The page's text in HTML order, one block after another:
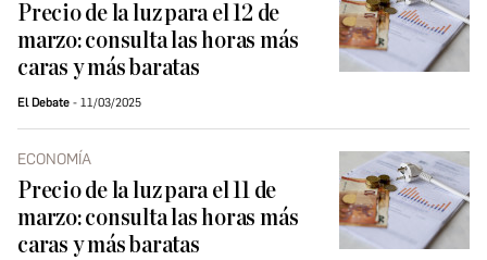
Precio de la luz para el 12 de
marzo: consulta las horas más
caras y más baratas
El Debate 11/03/2025
ECONOMÍA
Precio de la luz para el 11 de
marzo: consulta las horas más
caras y más baratas